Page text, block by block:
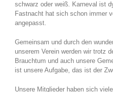
schwarz oder weiß. Karneval ist
Fastnacht hat sich schon immer
angepasst.
Gemeinsam und durch den
unserem Verein werden wir trotz
Brauchtum und auch unsere
ist unsere Aufgabe, das ist der
Unsere Mitglieder haben sich